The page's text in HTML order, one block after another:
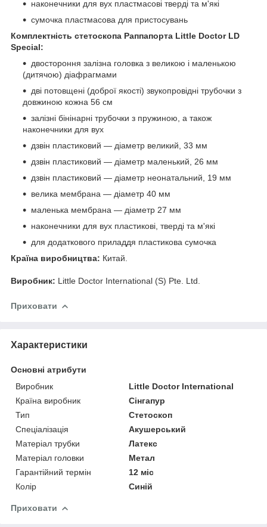
наконечники для вух пластмасові тверді та м'які
сумочка пластмасова для пристосувань
Комплектність стетоскопа Раппапорта Little Doctor LD
Special:
двостороння залізна головка з великою і маленькою
(дитячою) діафрагмами
дві потовщені (доброї якості) звукопровідні трубочки з
довжиною кожна 56 см
залізні бінінарні трубочки з пружиною, а також
наконечники для вух
дзвін пластиковий — діаметр великий, 33 мм
дзвін пластиковий — діаметр маленький, 26 мм
дзвін пластиковий — діаметр неонатальний, 19 мм
велика мембрана — діаметр 40 мм
маленька мембрана — діаметр 27 мм
наконечники для вух пластикові, тверді та м'які
для додаткового приладдя пластикова сумочка
Країна виробництва: Китай.
Виробник: Little Doctor International (S) Pte. Ltd.
Приховати
Характеристики
Основні атрибути
Виробник
Little Doctor International
Країна виробник
Сінгапур
Тип
Стетоскоп
Спеціалізація
Акушерський
Матеріал трубки
Латекс
Матеріал головки
Метал
Гарантійний термін
12 міс
Колір
Синій
Приховати